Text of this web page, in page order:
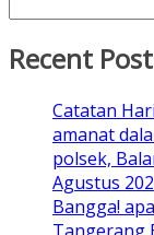
Recent
Catatan
amanat
polsek,
Agustus
Bangga!